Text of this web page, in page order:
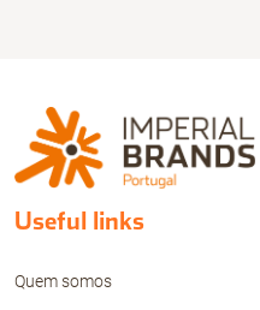
Useful links
Quem somos